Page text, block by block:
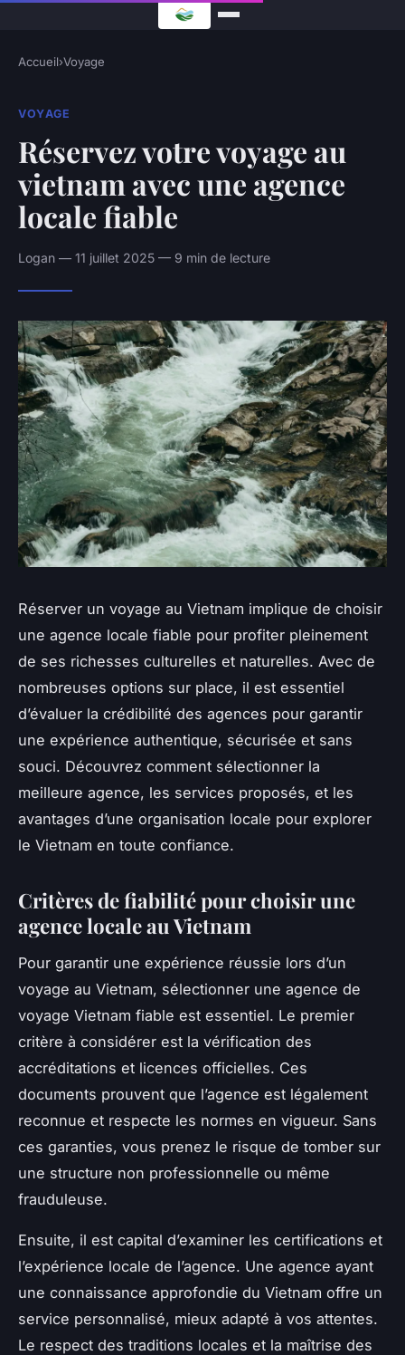
Accueil›Voyage
VOYAGE
Réservez votre voyage au
vietnam avec une agence
locale fiable
Logan — 11 juillet 2025 — 9 min de lecture
Réserver un voyage au Vietnam implique de choisir
une agence locale fiable pour profiter pleinement
de ses richesses culturelles et naturelles. Avec de
nombreuses options sur place, il est essentiel
d’évaluer la crédibilité des agences pour garantir
une expérience authentique, sécurisée et sans
souci. Découvrez comment sélectionner la
meilleure agence, les services proposés, et les
avantages d’une organisation locale pour explorer
le Vietnam en toute confiance.
Critères de fiabilité pour choisir une
agence locale au Vietnam
Pour garantir une expérience réussie lors d’un
voyage au Vietnam, sélectionner une agence de
voyage Vietnam fiable est essentiel. Le premier
critère à considérer est la vérification des
accréditations et licences officielles. Ces
documents prouvent que l’agence est légalement
reconnue et respecte les normes en vigueur. Sans
ces garanties, vous prenez le risque de tomber sur
une structure non professionnelle ou même
frauduleuse.
Ensuite, il est capital d’examiner les certifications et
l’expérience locale de l’agence. Une agence ayant
une connaissance approfondie du Vietnam offre un
service personnalisé, mieux adapté à vos attentes.
Le respect des traditions locales et la maîtrise des